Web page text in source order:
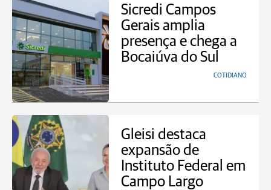
Sicredi Campos
Gerais amplia
presença e chega a
Bocaiúva do Sul
COTIDIANO
Gleisi destaca
expansão de
Instituto Federal em
Campo Largo